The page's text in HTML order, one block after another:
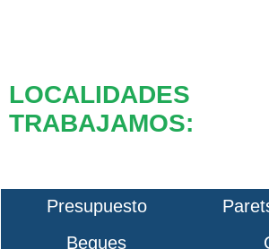
LOCALIDADES
TRABAJAMOS:
Presupuesto
Begues